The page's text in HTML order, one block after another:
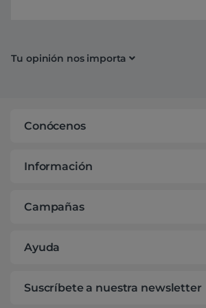
Tu opinión nos importa
Conócenos
Información
Campañas
Ayuda
Suscríbete a nuestra newsletter